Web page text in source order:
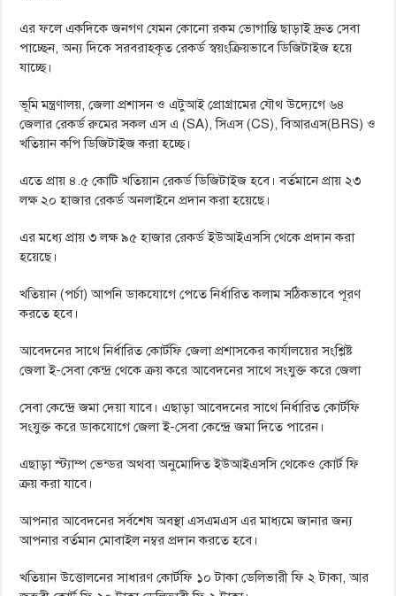
এর ফলে একদিকে জনগণ যেমন কোনো রকম ভোগান্তি ছাড়াই দ্রুত সেবা
পাচ্ছেন, অন্য দিকে সরবরাহকৃত রেকর্ড স্বয়ংক্রিয়ভাবে ডিজিটাইজ হয়ে
যাচ্ছে।
ভূমি মন্ত্রণালয়, জেলা প্রশাসন ও এটুআই প্রোগ্রামের যৌথ উদ্যেগে ৬৪
জেলার রেকর্ড রুমের সকল এস এ (SA), সিএস (CS), বিআরএস(BRS) ও
খতিয়ান কপি ডিজিটাইজ করা হচ্ছে।
এতে প্রায় ৪.৫ কোটি খতিয়ান রেকর্ড ডিজিটাইজ হবে। বর্তমানে প্রায় ২৩
লক্ষ ২০ হাজার রেকর্ড অনলাইনে প্রদান করা হয়েছে।
এর মধ্যে প্রায় ৩ লক্ষ ৯৫ হাজার রেকর্ড ইউআইএসসি থেকে প্রদান করা
হয়েছে।
খতিয়ান (পর্চা) আপনি ডাকযোগে পেতে নির্ধারিত কলাম সঠিকভাবে পূরণ
করতে হবে।
আবেদনের সাথে নির্ধারিত কোর্টফি জেলা প্রশাসকের কার্যালয়ের সংশ্লিষ্ট
জেলা ই-সেবা কেন্দ্র থেকে ক্রয় করে আবেদনের সাথে সংযুক্ত করে জেলা
সেবা কেন্দ্রে জমা দেয়া যাবে। এছাড়া আবেদনের সাথে নির্ধারিত কোর্টফি
সংযুক্ত করে ডাকযোগে জেলা ই-সেবা কেন্দ্রে জমা দিতে পারেন।
এছাড়া স্ট্যাম্প ভেন্ডর অথবা অনুমোদিত ইউআইএসসি থেকেও কোর্ট ফি
ক্রয় করা যাবে।
আপনার আবেদনের সর্বশেষ অবস্থা এসএমএস এর মাধ্যমে জানার জন্য
আপনার বর্তমান মোবাইল নম্বর প্রদান করতে হবে।
খতিয়ান উত্তোলনের সাধারণ কোর্টফি ১০ টাকা ডেলিভারী ফি ২ টাকা, আর